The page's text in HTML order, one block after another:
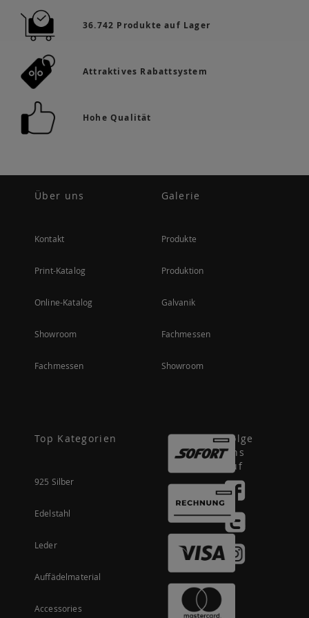
36.742 Produkte auf Lager
Attraktives Rabattsystem
Hohe Qualität
Über uns
Kontakt
Print-Katalog
Online-Katalog
Showroom
Fachmessen
Galerie
Produkte
Produktion
Galvanik
Fachmessen
Showroom
Top Kategorien
925 Silber
Edelstahl
Leder
Auffädelmaterial
Accessories
Folge
uns
auf